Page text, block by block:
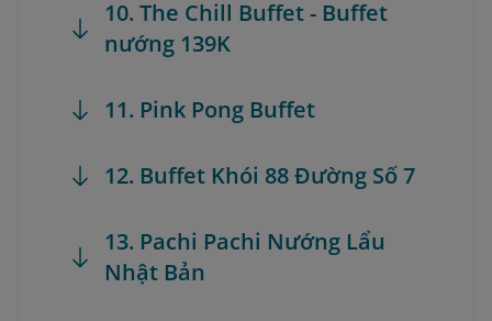
10. The Chill Buffet - Buffet
nướng 139K
11. Pink Pong Buffet
12. Buffet Khói 88 Đường Số 7
13. Pachi Pachi Nướng Lẩu
Nhật Bản